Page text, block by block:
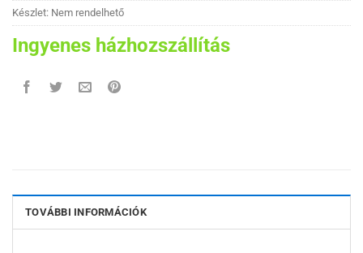
Készlet: Nem rendelhető
Ingyenes házhozszállítás
TOVÁBBI INFORMÁCIÓK